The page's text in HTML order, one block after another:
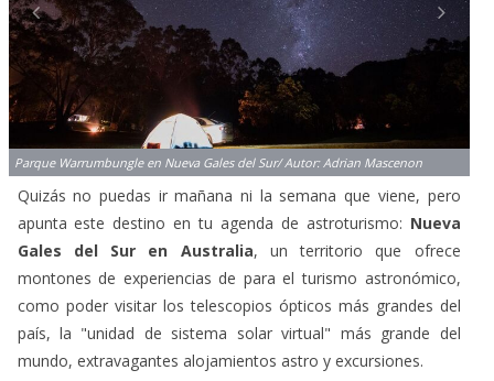
Parque Warrumbungle en Nueva Gales del Sur/ Autor: Adrian Mascenon
Quizás no puedas ir mañana ni la semana que viene, pero
apunta este destino en tu agenda de astroturismo: Nueva
Gales del Sur en Australia, un territorio que ofrece
montones de experiencias de para el turismo astronómico,
como poder visitar los telescopios ópticos más grandes del
país, la "unidad de sistema solar virtual" más grande del
mundo, extravagantes alojamientos astro y excursiones.